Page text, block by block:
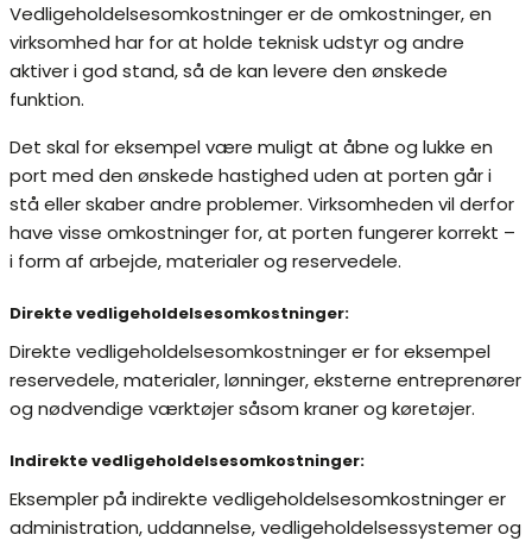
Vedligeholdelsesomkostninger er de omkostninger, en
virksomhed har for at holde teknisk udstyr og andre
aktiver i god stand, så de kan levere den ønskede
funktion.
Det skal for eksempel være muligt at åbne og lukke en
port med den ønskede hastighed uden at porten går i
stå eller skaber andre problemer. Virksomheden vil derfor
have visse omkostninger for, at porten fungerer korrekt –
i form af arbejde, materialer og reservedele.
Direkte vedligeholdelsesomkostninger:
Direkte vedligeholdelsesomkostninger er for eksempel
reservedele, materialer, lønninger, eksterne entreprenører
og nødvendige værktøjer såsom kraner og køretøjer.
Indirekte vedligeholdelsesomkostninger:
Eksempler på indirekte vedligeholdelsesomkostninger er
administration, uddannelse, vedligeholdelsessystemer og